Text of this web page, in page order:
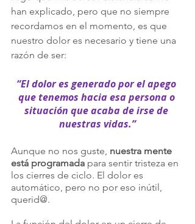
han explicado, pero que no siempre
recordamos en el momento, es que
nuestro dolor es necesario y tiene una
razón de ser:
“El dolor es generado por el apego
que tenemos hacia esa persona o
situación que acaba de irse de
nuestras vidas.”
Aunque no nos guste, nuestra mente
está programada para sentir tristeza en
los cierres de ciclo. El dolor es
automático, pero no por eso inútil,
querid@.